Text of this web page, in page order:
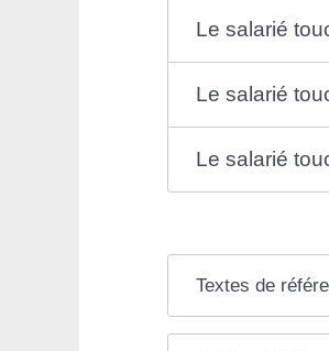
Le salarié
Le salarié
Le salarié
Textes de